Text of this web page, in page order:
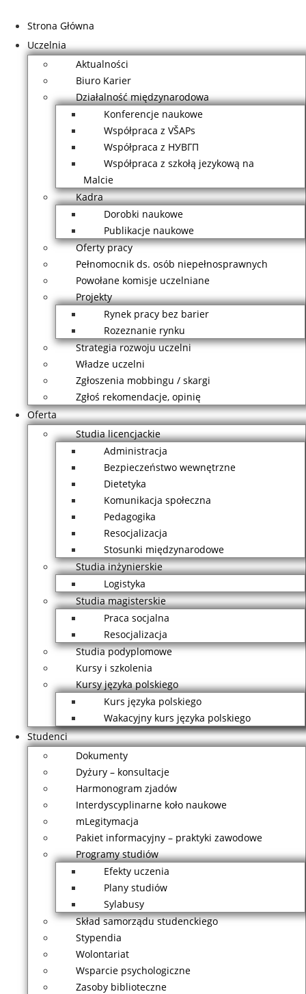
treści
Strona Główna
Uczelnia
Aktualności
Biuro Karier
Działalność międzynarodowa
Konferencje naukowe
Współpraca z VŠAPs
Współpraca z НУВГП
Współpraca z szkołą jezykową na
Malcie
Kadra
Dorobki naukowe
Publikacje naukowe
Oferty pracy
Pełnomocnik ds. osób niepełnosprawnych
Powołane komisje uczelniane
Projekty
Rynek pracy bez barier
Rozeznanie rynku
Strategia rozwoju uczelni
Władze uczelni
Zgłoszenia mobbingu / skargi
Zgłoś rekomendacje, opinię
Oferta
Studia licencjackie
Administracja
Bezpieczeństwo wewnętrzne
Dietetyka
Komunikacja społeczna
Pedagogika
Resocjalizacja
Stosunki międzynarodowe
Studia inżynierskie
Logistyka
Studia magisterskie
Praca socjalna
Resocjalizacja
Studia podyplomowe
Kursy i szkolenia
Kursy języka polskiego
Kurs języka polskiego
Wakacyjny kurs języka polskiego
Studenci
Dokumenty
Dyżury – konsultacje
Harmonogram zjadów
Interdyscyplinarne koło naukowe
mLegitymacja
Pakiet informacyjny – praktyki zawodowe
Programy studiów
Efekty uczenia
Plany studiów
Sylabusy
Skład samorządu studenckiego
Stypendia
Wolontariat
Wsparcie psychologiczne
Zasoby biblioteczne